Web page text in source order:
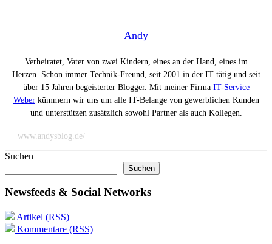
Andy
Verheiratet, Vater von zwei Kindern, eines an der Hand, eines im
Herzen. Schon immer Technik-Freund, seit 2001 in der IT tätig und seit
über 15 Jahren begeisterter Blogger. Mit meiner Firma IT-Service
Weberkümmern wir uns um alle IT-Belange von gewerblichen Kunden
und unterstützen zusätzlich sowohl Partner als auch Kollegen.
www.andysblog.de/
Suchen
Suchen
Newsfeeds & Social Networks
Artikel (RSS)
Kommentare (RSS)